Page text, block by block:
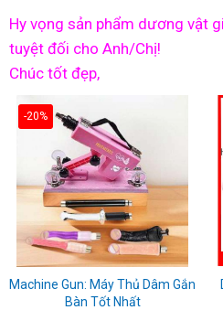
Hy vọng sản phẩm dương vật
tuyệt đối cho Anh/Chị!
Chúc tốt đẹp,
-20%
Machine Gun: Máy Thủ Dâm Gắn
Bàn Tốt Nhất